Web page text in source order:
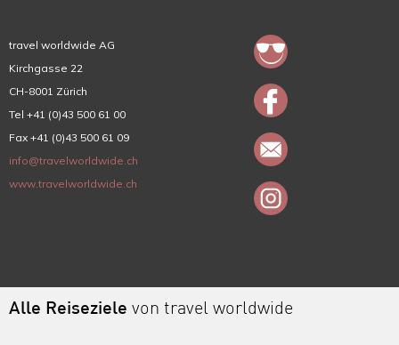
travel worldwide AG
Kirchgasse 22
CH-8001 Zürich
Tel +41 (0)43 500 61 00
Fax +41 (0)43 500 61 09
info@travelworldwide.ch
www.travelworldwide.ch
Alle Reiseziele von travel worldwide